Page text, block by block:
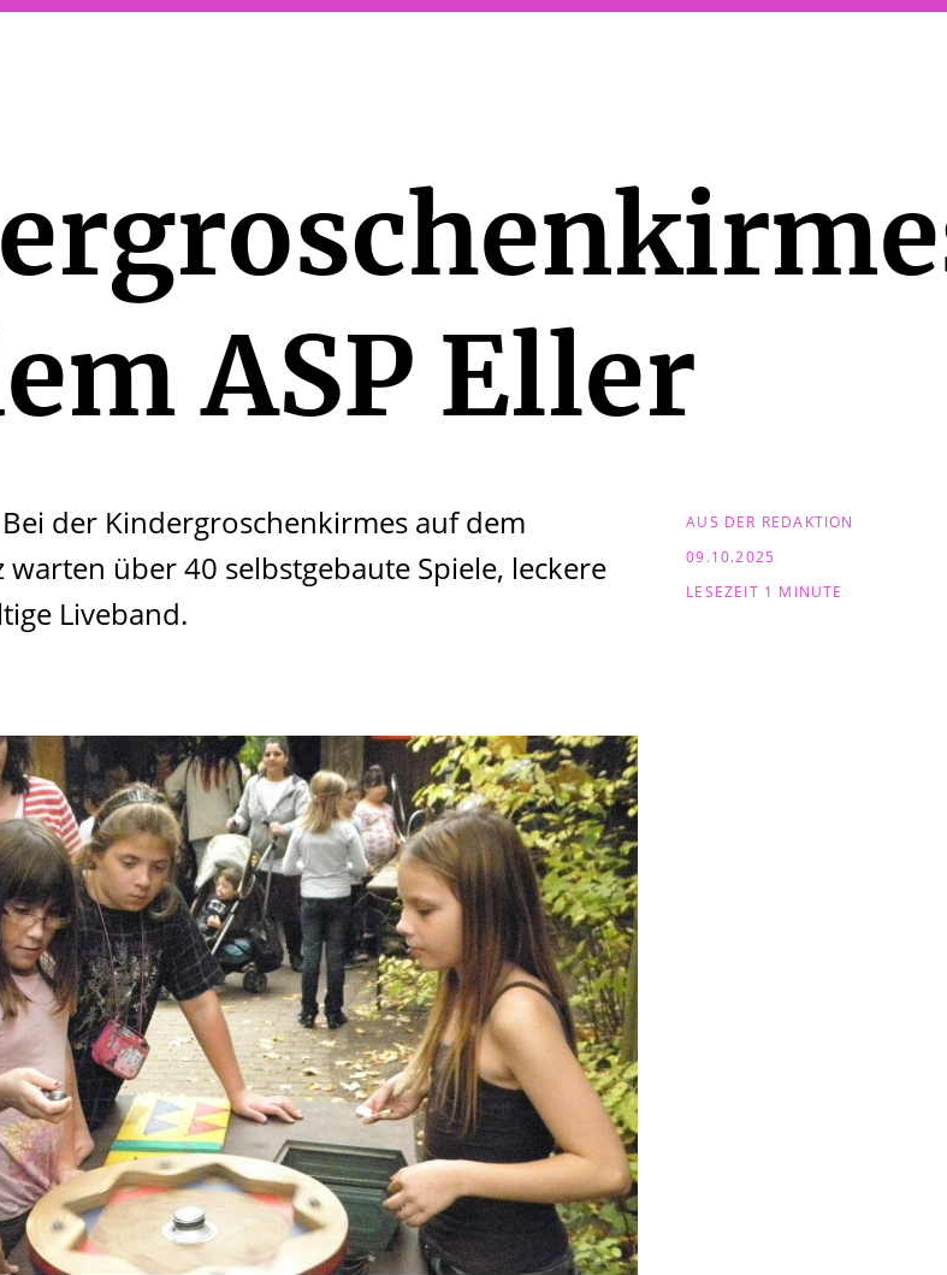
ASP Eller
der Kindergroschenkirmes auf dem
über 40 selbstgebaute Spiele, leckere
Liveband.
AUS DER REDAKTION
09.10.2025
LESEZEIT 1 MINUTE